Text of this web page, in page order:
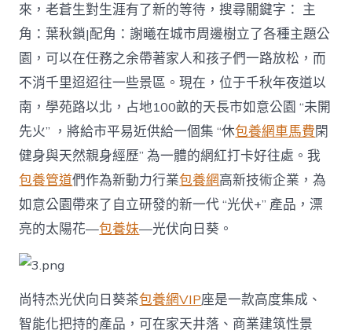
來，老蒼生對生涯有了新的等待，搜尋關鍵字： 主
角：葉秋鎖|配角：謝曦在城市周邊樹立了各種主題公
園，可以在任務之余帶著家人和孩子們一路放松，而
不消千里迢迢往一些景區。現在，位于千秋年夜道以
南，學苑路以北，占地100畝的天長市如意公園 “未開
先火” ，將給市平易近供給一個集 “休包養網車馬費閑
健身與天然親身經歷” 為一體的網紅打卡好往處。我
包養管道們作為新動力行業包養網高新技術企業，為
如意公園帶來了自立研發的新一代 “光伏+” 產品，漂
亮的太陽花—包養妹—光伏向日葵。
尚特杰光伏向日葵茶包養網VIP座是一款高度集成、
智能化把持的產品，可在家天井落、商業建筑性景